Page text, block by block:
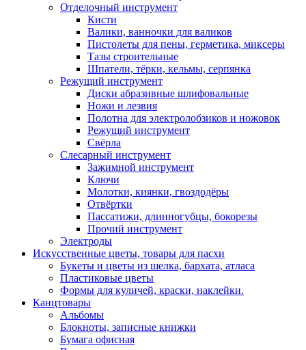
Отделочный инструмент
Кисти
Валики, ванночки для валиков
Пистолеты для пены, герметика, миксеры
Тазы строительные
Шпатели, тёрки, кельмы, серпянка
Режущий инструмент
Диски абразивные шлифовальные
Ножи и лезвия
Полотна для электролобзиков и ножовок
Режущий инструмент
Свёрла
Слесарный инструмент
Зажимной инструмент
Ключи
Молотки, киянки, гвоздодёры
Отвёртки
Пассатижи, длинногубцы, бокорезы
Прочий инструмент
Электроды
Искусственные цветы, товары для пасхи
Букеты и цветы из шелка, бархата, атласа
Пластиковые цветы
Формы для куличей, краски, наклейки.
Канцтовары
Альбомы
Блокноты, записные книжки
Бумага офисная